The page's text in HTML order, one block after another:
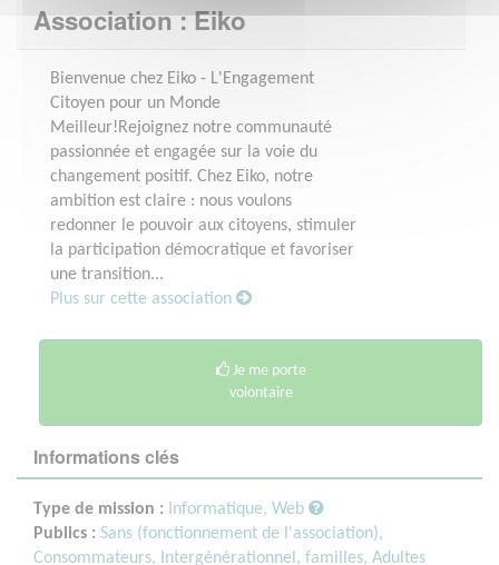
Association : Eiko
Bienvenue chez Eiko - L'Engagement
Citoyen pour un Monde
Meilleur!Rejoignez notre communauté
passionnée et engagée sur la voie du
changement positif. Chez Eiko, notre
ambition est claire : nous voulons
redonner le pouvoir aux citoyens, stimuler
la participation démocratique et favoriser
une transition...
Plus sur cette association
Je me porte
volontaire
Informations clés
Type de mission : Informatique, Web
Publics : Sans (fonctionnement de l'association),
Consommateurs,
Intergénérationnel, familles, Adultes